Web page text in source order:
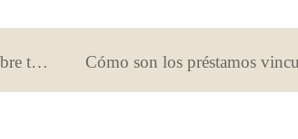
Encuentra aquí todas las respuestas sobre tu hipoteca